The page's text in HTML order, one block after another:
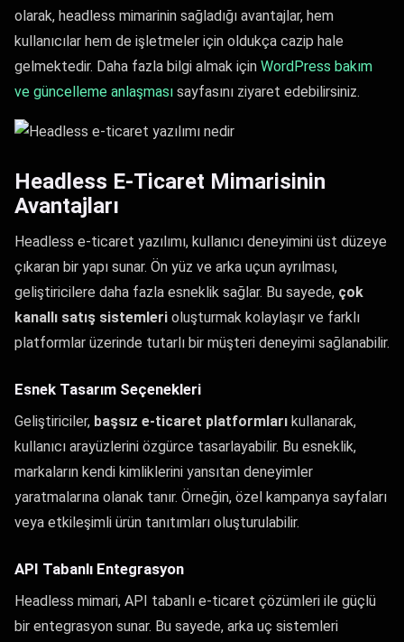
olarak, headless mimarinin sağladığı avantajlar, hem
kullanıcılar hem de işletmeler için oldukça cazip hale
gelmektedir. Daha fazla bilgi almak için WordPress bakım
ve güncelleme anlaşması sayfasını ziyaret edebilirsiniz.
Headless E-Ticaret Mimarisinin
Avantajları
Headless e-ticaret yazılımı, kullanıcı deneyimini üst düzeye
çıkaran bir yapı sunar. Ön yüz ve arka uçun ayrılması,
geliştiricilere daha fazla esneklik sağlar. Bu sayede, çok
kanallı satış sistemleri oluşturmak kolaylaşır ve farklı
platformlar üzerinde tutarlı bir müşteri deneyimi sağlanabilir.
Esnek Tasarım Seçenekleri
Geliştiriciler, başsız e-ticaret platformları kullanarak,
kullanıcı arayüzlerini özgürce tasarlayabilir. Bu esneklik,
markaların kendi kimliklerini yansıtan deneyimler
yaratmalarına olanak tanır. Örneğin, özel kampanya sayfaları
veya etkileşimli ürün tanıtımları oluşturulabilir.
API Tabanlı Entegrasyon
Headless mimari, API tabanlı e-ticaret çözümleri ile güçlü
bir entegrasyon sunar. Bu sayede, arka uç sistemleri